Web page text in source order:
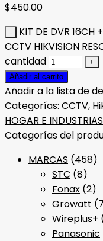
$450.00
KIT DE DVR 16CH
CCTV HIKVISION
cantidad
Añadir al carrito
Añadir a la lista de
Categorías: CCTV,
HOGAR E INDUSTRIAS
Categorías del
MARCAS (458)
STC (8)
Fonax (2)
Growatt
Wireplus+
Panasonic